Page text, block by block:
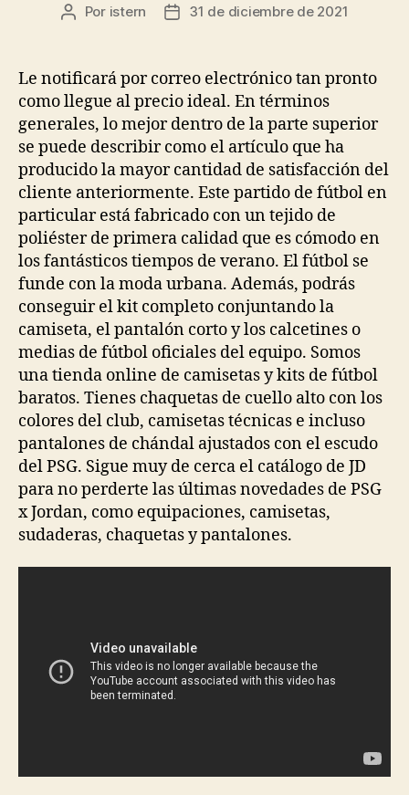
Autor
entrada
Por istern
Fecha
entrada
31 de diciembre de 2021
Le notificará por correo electrónico tan pronto
como llegue al precio ideal. En términos
generales, lo mejor dentro de la parte superior
se puede describir como el artículo que ha
producido la mayor cantidad de satisfacción del
cliente anteriormente. Este partido de fútbol en
particular está fabricado con un tejido de
poliéster de primera calidad que es cómodo en
los fantásticos tiempos de verano. El fútbol se
funde con la moda urbana. Además, podrás
conseguir el kit completo conjuntando la
camiseta, el pantalón corto y los calcetines o
medias de fútbol oficiales del equipo. Somos
una tienda online de camisetas y kits de fútbol
baratos. Tienes chaquetas de cuello alto con los
colores del club, camisetas técnicas e incluso
pantalones de chándal ajustados con el escudo
del PSG. Sigue muy de cerca el catálogo de JD
para no perderte las últimas novedades de PSG
x Jordan, como equipaciones, camisetas,
sudaderas, chaquetas y pantalones.